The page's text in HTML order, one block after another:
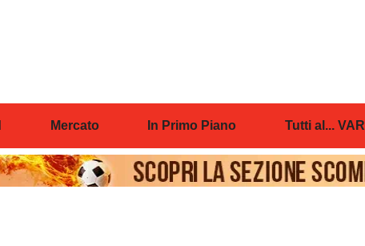
Mercato In Primo Piano Tutti al... VAR